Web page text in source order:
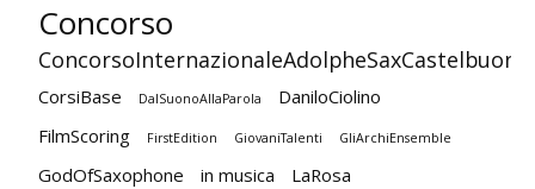
Concorso
ConcorsoInternazionaleAdolpheSaxCastelbuono
CorsiBase DalSuonoAllaParola
DaniloCiolino
FilmScoring
FirstEdition GiovaniTalenti GliArchiEnsemble
GodOfSaxophone in musica LaRosa